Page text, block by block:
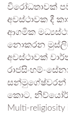
විරෝධතාවක්
අවස්ථාවක දී
ආගමික
නොකරන මුස්ලිම්
අවස්ථාවක්
රාජසිංහම්-
සන්මුගේෂ්වරන්
කොට,
Multi-